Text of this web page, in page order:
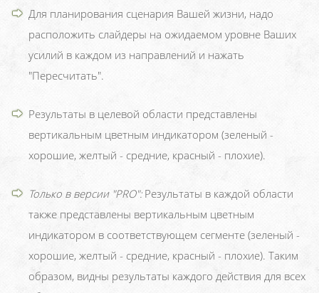
Для планирования сценария Вашей жизни, надо
расположить слайдеры на ожидаемом уровне Ваших
усилий в каждом из направлений и нажать
"Пересчитать".
Результаты в целевой области представлены
вертикальным цветным индикатором (зеленый -
хорошие, желтый - средние, красный - плохие).
Только в версии "PRO":Результаты в каждой области
также представлены вертикальным цветным
индикатором в соответствующем сегменте (зеленый -
хорошие, желтый - средние, красный - плохие). Таким
образом, видны результаты каждого действия для всех